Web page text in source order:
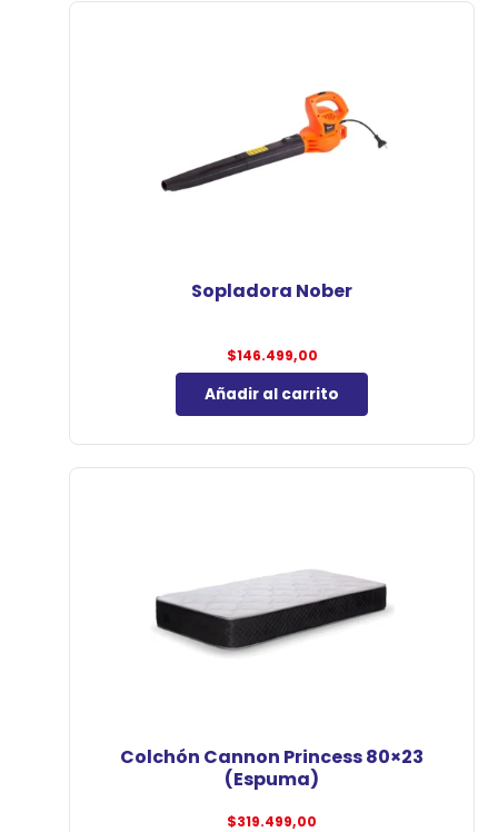
Sopladora Nober
$146.499,00
Añadir al carrito
Colchón Cannon Princess 80×23
(Espuma)
$319.499,00